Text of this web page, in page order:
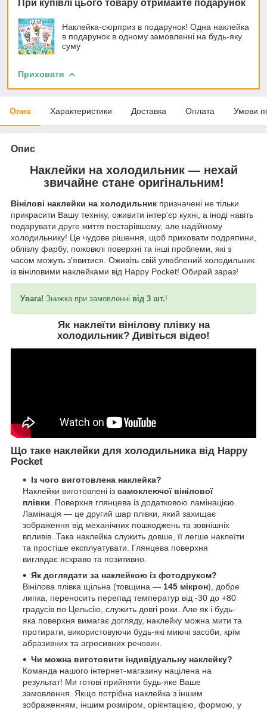
При купівлі цього товару отримайте подарунок
Наклейка-сюрприз в подарунок! Одна наклейка
в подарунок в одному замовленні на будь-яку
суму
Приховати
Опис Характеристики Доставка Оплата Умови
Опис
Наклейки на холодильник — нехай
звичайне стане оригінальним!
Вінілові наклейки на холодильник призначені не тільки
прикрасити Вашу техніку, оживити інтер'єр кухні, а іноді навіть
подарувати друге життя постарівшому, але надійному
холодильнику! Це чудове рішення, щоб приховати подряпини,
облізлу фарбу, пожовклі поверхні та інші проблеми, які з
часом можуть з'явитися. Оживіть свій улюблений холодильник
із вініловими наклейками від Happy Pocket! Обирай зараз!
Увага! Знижка при замовленні від 3 шт.!
Як наклеїти вінілову плівку на
холодильник? Дивіться відео!
Що таке наклейки для холодильника від Happy
Pocket
Із чого виготовлена наклейка?
Наклейки виготовлені із самоклеючої вінілової
плівки . Поверхня глянцева із додатковою ламінацією.
Ламінація — це другий шар плівки, який захищає
зображення від механічних пошкоджень та зовнішніх
впливів. Така наклейка служить довше, її легше наклеїти
та простіше експлуатувати. Глянцева поверхня
виглядає яскраво та позитивно.
Як доглядати за наклейкою із фотодруком?
Вінілова плівка щільна (товщина — 145 мікрон), добре
липка, переносить перепад температур від -30 до +80
градусів по Цельсію, служить довгі роки. Але як і будь-
яка поверхня вимагає догляду, наклейку можна мити та
протирати, використовуючи будь-які миючі засоби, крім
абразивних та агресивних речовин.
Чи можна виготовити індивідуальну наклейку?
Команда нашого інтернет-магазину націлена на
результат! Ми готові прийняти будь-яке Ваше
замовлення. Якщо потрібна наклейка з іншим
зображенням, іншим розміром, орієнтацією, формою, у